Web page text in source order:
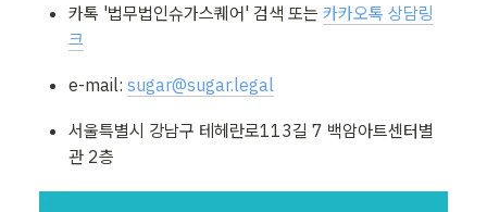
카톡 '법무법인슈가스퀘어' 검색 또는 카카오톡 상담링
크
e-mail: sugar@sugar.legal
서울특별시 강남구 테헤란로113길 7 백암아트센터별
관 2층